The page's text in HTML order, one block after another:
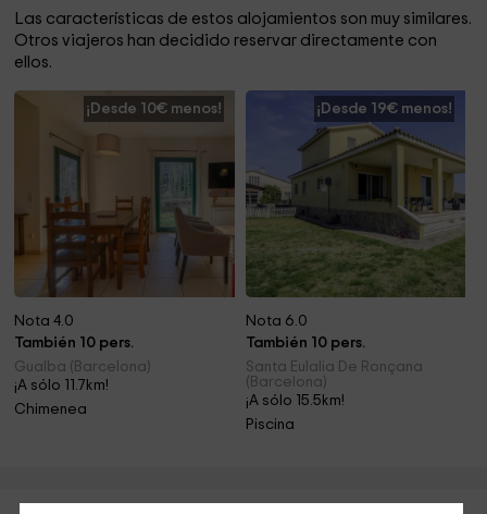
Las características de estos alojamientos son muy similares.
Otros viajeros han decidido reservar directamente con
ellos.
¡Desde 10€ menos!
Nota 4.0
También 10 pers.
Gualba (Barcelona)
¡A sólo 11.7km!
Chimenea
¡Desde 19€ menos!
Nota 6.0
También 10 pers.
Santa Eulalia De Ronçana
(Barcelona)
¡A sólo 15.5km!
Piscina